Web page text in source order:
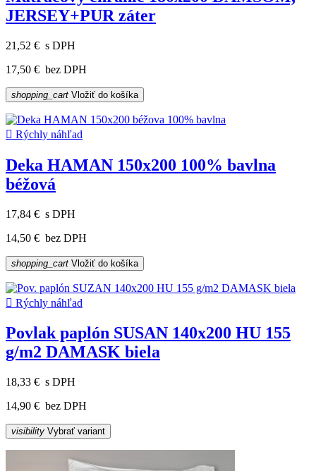
JERSEY+PUR záter
21,52 € s DPH
17,50 € bez DPH
shopping_cart Vložiť do košíka
 Rýchly náhľad
Deka HAMAN 150x200 100% bavlna
béžová
17,84 € s DPH
14,50 € bez DPH
shopping_cart Vložiť do košíka
 Rýchly náhľad
Povlak paplón SUSAN 140x200 HU 155
g/m2 DAMASK biela
18,33 € s DPH
14,90 € bez DPH
visibility Vybrať variant